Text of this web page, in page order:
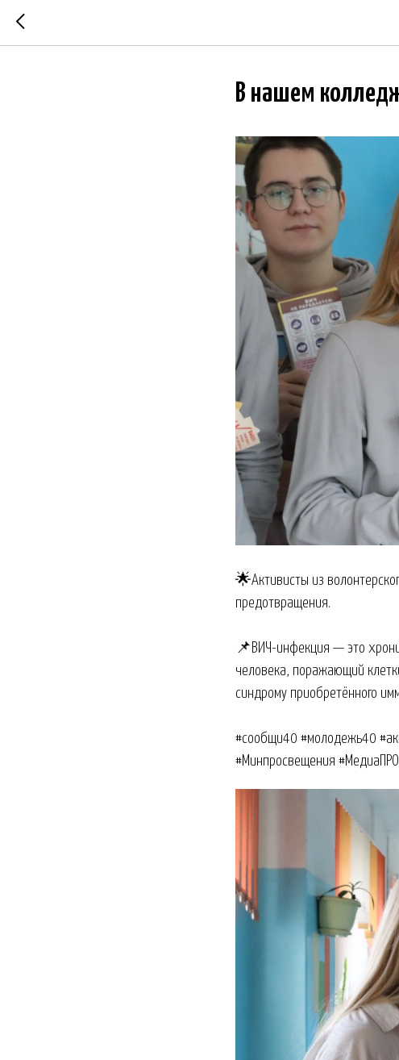
В нашем
🌟Активисты из
предотвращения.
📌ВИЧ-инфекция — это
человека, поражающий
синдрому приобретённого
#сообщи40 #молодежь40
#Минпросвещения